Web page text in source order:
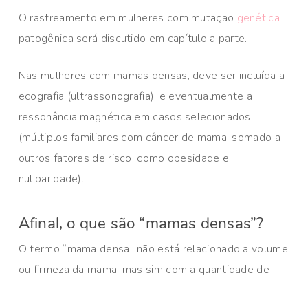
O rastreamento em mulheres com mutação genética
patogênica será discutido em capítulo a parte.
Nas mulheres com mamas densas, deve ser incluída a
ecografia (ultrassonografia), e eventualmente a
ressonância magnética em casos selecionados
(múltiplos familiares com câncer de mama, somado a
outros fatores de risco, como obesidade e
nuliparidade).
Afinal, o que são “mamas densas”?
O termo “mama densa” não está relacionado a volume
ou firmeza da mama, mas sim com a quantidade de